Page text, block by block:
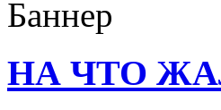
НА ЧТО